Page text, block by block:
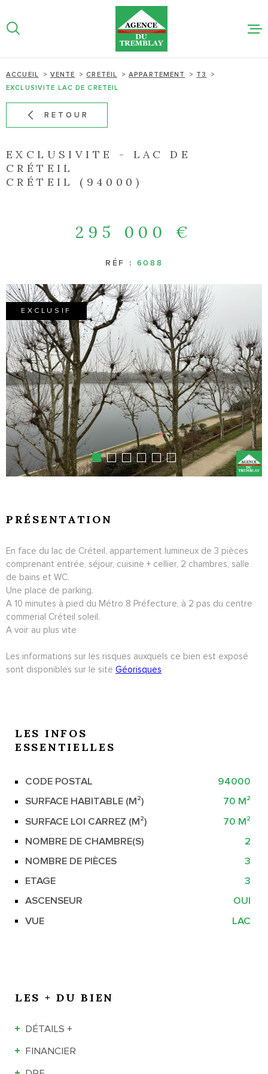
au
menu
au
contenu
NOS
ACCUEIL VENTE CRETEIL APPARTEMENT
T3
EXCLUSIVITE LAC DE CRETEIL
RETOUR
EXCLUSIVITE - LAC DE
CRÉTEIL
CRÉTEIL (94000)
295 000 €
RÉF : 6088
EXCLUSIF
PRÉSENTATION
En face du lac de Créteil, appartement lumineux de 3 pièces
comprenant entrée, séjour, cuisine + cellier, 2 chambres, salle
de bains et WC.
Une place de parking.
A 10 minutes à pied du Métro 8 Préfecture, à 2 pas du centre
commerial Créteil soleil.
A voir au plus vite
Les informations sur les risques auxquels ce bien est exposé
sont disponibles sur le site Géorisques
LES INFOS
ESSENTIELLES
Caractérisque Valeurs
CODE POSTAL
94000
SURFACE HABITABLE (M²)
70 M²
SURFACE LOI CARREZ (M²)
70 M²
NOMBRE DE CHAMBRE(S)
2
NOMBRE DE PIÈCES
3
ETAGE
3
ASCENSEUR
OUI
VUE
LAC
LES + DU BIEN
DÉTAILS +
FINANCIER